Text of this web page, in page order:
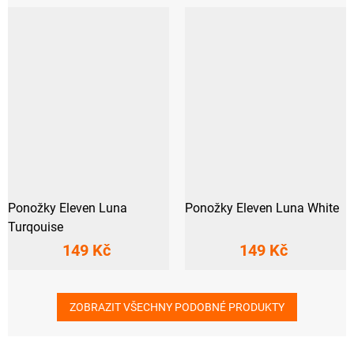
Ponožky Eleven Luna
Turqouise
149 Kč
Ponožky Eleven Luna White
149 Kč
ZOBRAZIT VŠECHNY PODOBNÉ PRODUKTY